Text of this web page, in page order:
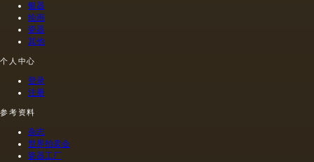
银器
绘画
瓷器
其他
个人中心
登录
注册
参考资料
杂志
世界拍卖会
瓷器工厂